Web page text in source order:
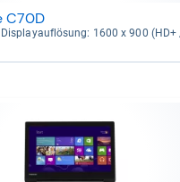
C70D
Dis­pla­yauf­lö­sung: 1600 x 900 (HD+